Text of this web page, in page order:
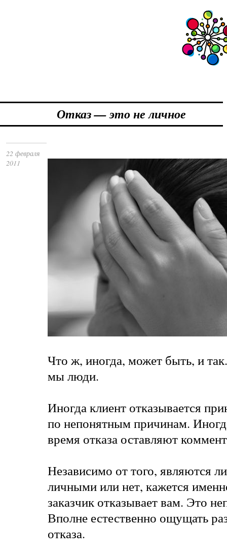
Отказ — это не личное
22 февраля
2011
Что ж, иногда, может быть, и
мы люди.
Иногда клиент отказывается
по непонятным причинам.
время отказа оставляют
Независимо от того, являются
личными или нет, кажется
заказчик отказывает вам. Это
Вполне естественно ощущать
отказа.